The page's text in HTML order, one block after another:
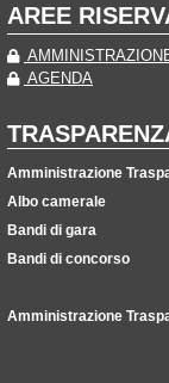
AREE
AGENDA
Amministrazione
Albo camerale
Bandi di gara
Bandi di concorso
Amministrazione